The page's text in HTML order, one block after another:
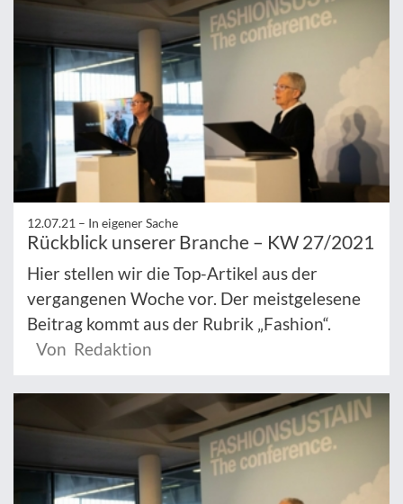
12.07.21 – In eigener Sache
Rückblick unserer Branche – KW 27/2021
Hier stellen wir die Top-Artikel aus der
vergangenen Woche vor. Der meistgelesene
Beitrag kommt aus der Rubrik „Fashion“.
Von Redaktion